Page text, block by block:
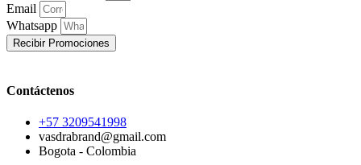
Email
Whatsapp
Recibir Promociones
Contáctenos
+57 3209541998
vasdrabrand@gmail.com
Bogota - Colombia